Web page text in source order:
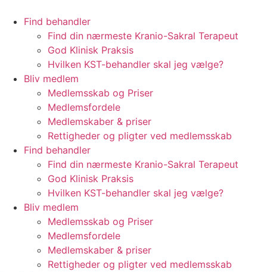
Find behandler
Find din nærmeste Kranio-Sakral Terapeut
God Klinisk Praksis
Hvilken KST-behandler skal jeg vælge?
Bliv medlem
Medlemsskab og Priser
Medlemsfordele
Medlemskaber & priser
Rettigheder og pligter ved medlemsskab
Find behandler
Find din nærmeste Kranio-Sakral Terapeut
God Klinisk Praksis
Hvilken KST-behandler skal jeg vælge?
Bliv medlem
Medlemsskab og Priser
Medlemsfordele
Medlemskaber & priser
Rettigheder og pligter ved medlemsskab